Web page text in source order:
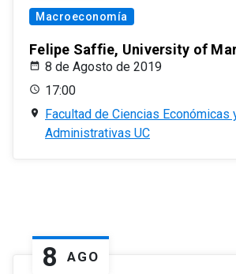
Macroeconomía
Felipe Saffie, University of
8 de Agosto de 2019
17:00
Facultad de Ciencias Económicas
Administrativas UC
8 AGO